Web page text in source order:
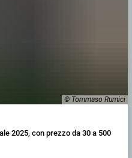
© Tommaso Rumici
2025, con prezzo da 30 a 500